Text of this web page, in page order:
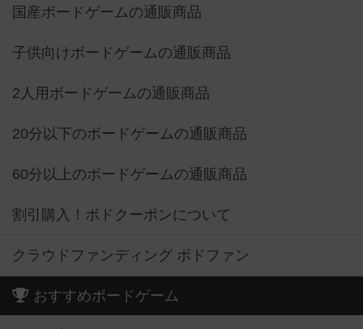
国産ボードゲームの通販商品
子供向けボードゲームの通販商品
2人用ボードゲームの通販商品
20分以下のボードゲームの通販商品
60分以上のボードゲームの通販商品
割引購入！ボドクーポンについて
クラウドファンディング ボドファン
おすすめボードゲーム